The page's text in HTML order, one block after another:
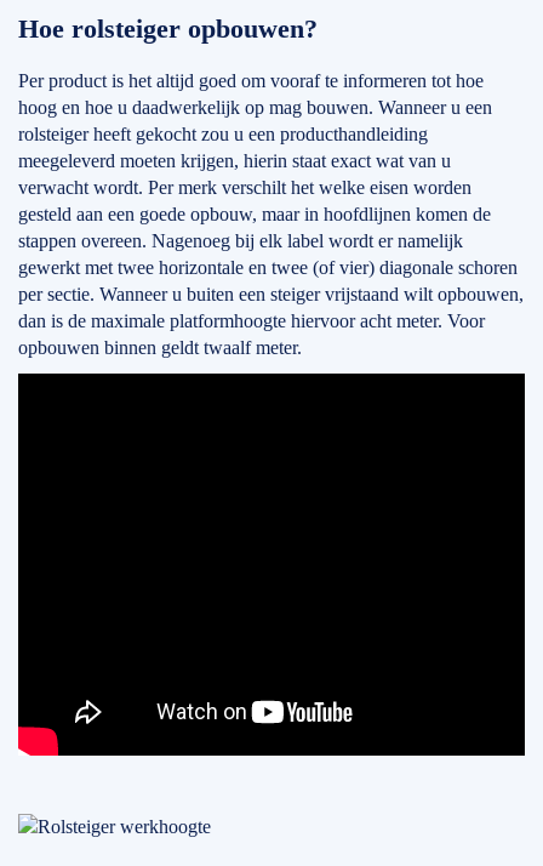
Hoe rolsteiger opbouwen?
Per product is het altijd goed om vooraf te informeren tot hoe
hoog en hoe u daadwerkelijk op mag bouwen. Wanneer u een
rolsteiger heeft gekocht zou u een producthandleiding
meegeleverd moeten krijgen, hierin staat exact wat van u
verwacht wordt. Per merk verschilt het welke eisen worden
gesteld aan een goede opbouw, maar in hoofdlijnen komen de
stappen overeen. Nagenoeg bij elk label wordt er namelijk
gewerkt met twee horizontale en twee (of vier) diagonale schoren
per sectie. Wanneer u buiten een steiger vrijstaand wilt opbouwen,
dan is de maximale platformhoogte hiervoor acht meter. Voor
opbouwen binnen geldt twaalf meter.